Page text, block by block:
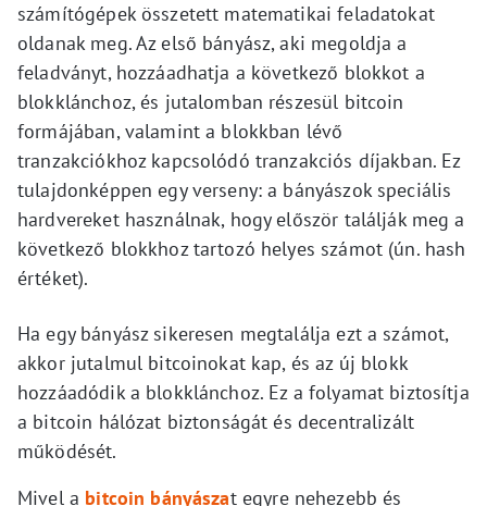
számítógépek összetett matematikai feladatokat
oldanak meg. Az első bányász, aki megoldja a
feladványt, hozzáadhatja a következő blokkot a
blokklánchoz, és jutalomban részesül bitcoin
formájában, valamint a blokkban lévő
tranzakciókhoz kapcsolódó tranzakciós díjakban. Ez
tulajdonképpen egy verseny: a bányászok speciális
hardvereket használnak, hogy először találják meg a
következő blokkhoz tartozó helyes számot (ún. hash
értéket).
Ha egy bányász sikeresen megtalálja ezt a számot,
akkor jutalmul bitcoinokat kap, és az új blokk
hozzáadódik a blokklánchoz. Ez a folyamat biztosítja
a bitcoin hálózat biztonságát és decentralizált
működését.
Mivel a bitcoin bányászat egyre nehezebb és